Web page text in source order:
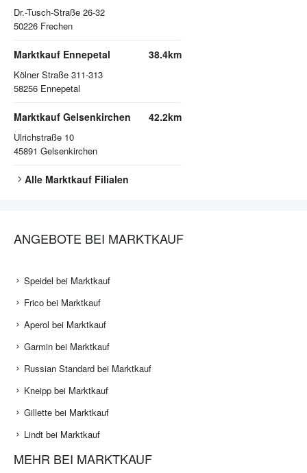
Dr.-Tusch-Straße 26-32
50226 Frechen
Marktkauf Ennepetal
Kölner Straße 311-313
58256 Ennepetal
38.4km
Marktkauf Gelsenkirchen
Ulrichstraße 10
45891 Gelsenkirchen
42.2km
Alle Marktkauf Filialen
ANGEBOTE BEI MARKTKAUF
Speidel bei Marktkauf
Frico bei Marktkauf
Aperol bei Marktkauf
Garmin bei Marktkauf
Russian Standard bei Marktkauf
Kneipp bei Marktkauf
Gillette bei Marktkauf
Lindt bei Marktkauf
MEHR BEI MARKTKAUF